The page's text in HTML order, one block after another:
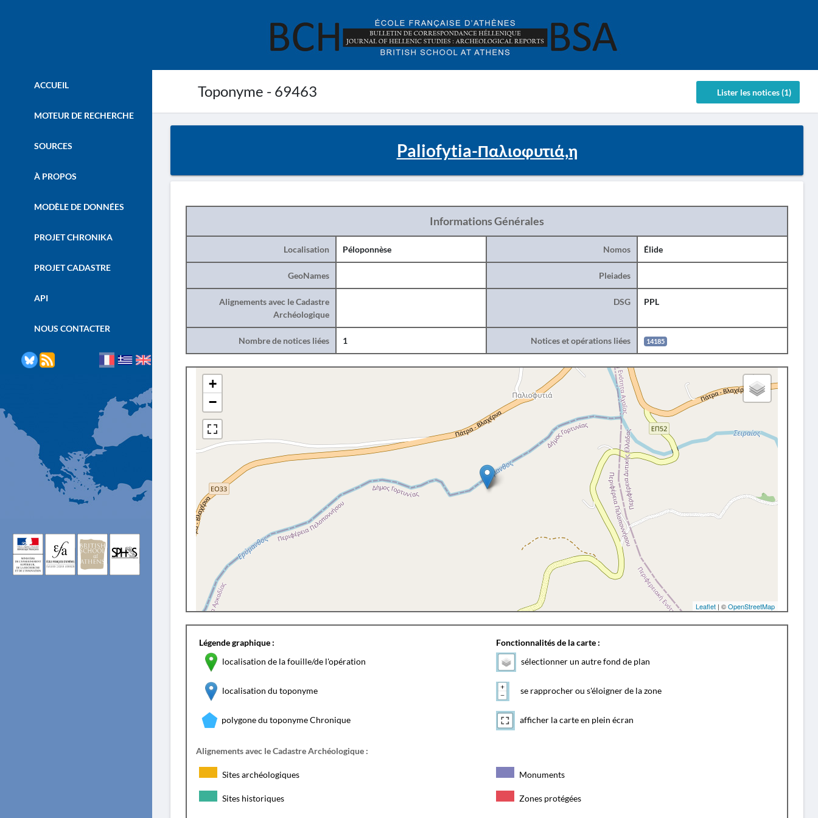
Toponyme - 69463 Lister les notices (1)
ACCUEIL
MOTEUR DE RECHERCHE
SOURCES
À PROPOS
MODÈLE DE DONNÉES
PROJET CHRONIKA
PROJET CADASTRE
API
NOUS CONTACTER
Paliofytia-Παλιοφυτιά,η
Informations Générales
Localisation Péloponnèse Nomos Élide
GeoNames Pleiades
Alignements avec le Cadastre
Archéologique
DSG PPL
Nombre de notices liées 1 Notices et opérations liées 14185
+
−
Leaflet | ©OpenStreetMap
Légende graphique :
localisation de la fouille/de l'opération
localisation du toponyme
polygone du toponyme Chronique
Fonctionnalités de la carte :
sélectionner un autre fond de plan
se rapprocher ou s'éloigner de la zone
afficher la carte en plein écran
Alignements avec le Cadastre Archéologique :
Sites archéologiques Monuments
Sites historiques Zones protégées